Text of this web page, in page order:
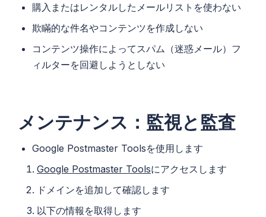
購入またはレンタルしたメールリストを使わない
欺瞞的な件名やコンテンツを作成しない
コンテンツ操作によってスパム（迷惑メール）フ
ィルターを回避しようとしない
メンテナンス：監視と監査
Google Postmaster Toolsを使用します
Google Postmaster Toolsにアクセスします
ドメインを追加して確認します
以下の情報を取得します